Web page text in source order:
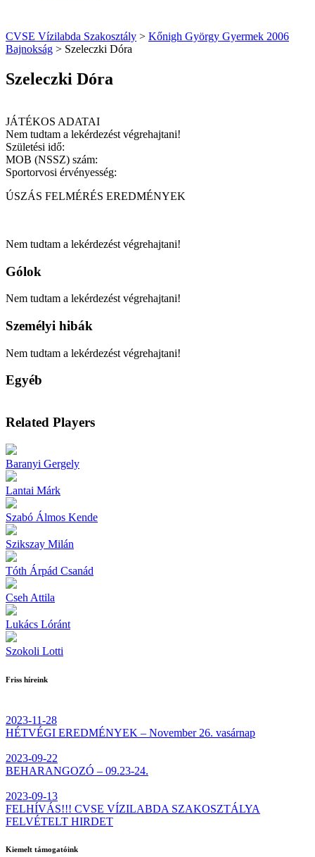
CVSE Vízilabda Szakosztály > Kőnigh György Gyermek 2006
Bajnokság > Szeleczki Dóra
Szeleczki Dóra
JÁTÉKOS ADATAI
Nem tudtam a lekérdezést végrehajtani!
Születési idő:
MOB (NSSZ) szám:
Sportorvosi érvényesség:
ÚSZÁS FELMÉRÉS EREDMÉNYEK
Nem tudtam a lekérdezést végrehajtani!
Gólok
Nem tudtam a lekérdezést végrehajtani!
Személyi hibák
Nem tudtam a lekérdezést végrehajtani!
Egyéb
Related Players
Baranyi Gergely
Lantai Márk
Szabó Álmos Kende
Szikszay Milán
Tóth Árpád Csanád
Cseh Attila
Lukács Lóránt
Szokoli Lotti
Friss híreink
2023-11-28
HÉTVÉGI EREDMÉNYEK – November 26. vasárnap
2023-09-22
BEHARANGOZÓ – 09.23-24.
2023-09-13
FELHÍVÁS!!! CVSE VÍZILABDA SZAKOSZTÁLYA
FELVÉTELT HIRDET
Kiemelt támogatóink